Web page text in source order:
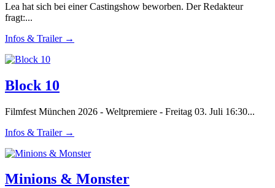
Lea hat sich bei einer Castingshow beworben. Der Redakteur
fragt:...
Infos & Trailer →
Block 10
Filmfest München 2026 - Weltpremiere - Freitag 03. Juli 16:30...
Infos & Trailer →
Minions & Monster